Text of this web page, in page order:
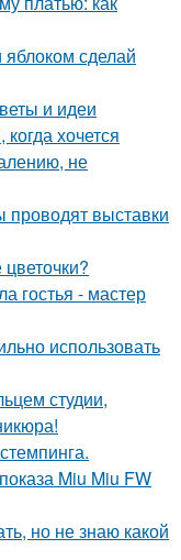
сделай
и идеи
хочется
не
проводят выставки
гостья - мастер
использовать
студии,
Miu Miu FW
но не знаю какой